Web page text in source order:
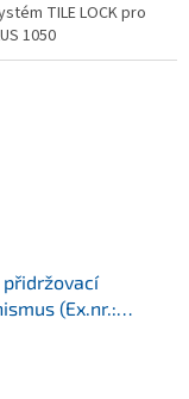
TILE LOCK pro
1050
přidržovací
(Ex.nr.: